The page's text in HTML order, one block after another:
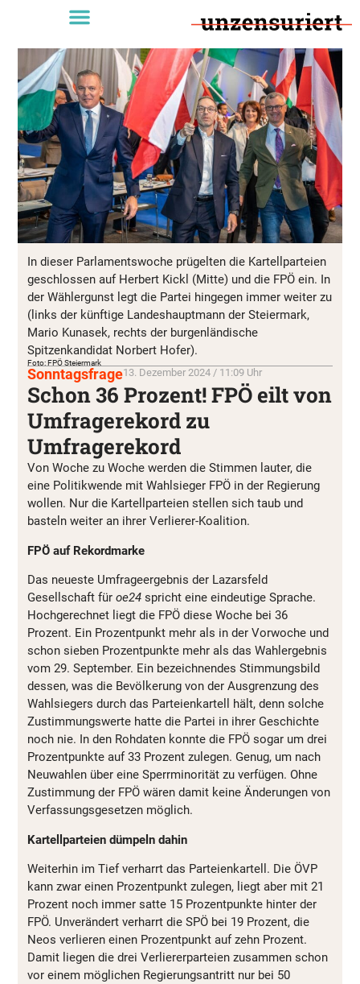
In dieser Parlamentswoche prügelten die Kartellparteien
geschlossen auf Herbert Kickl (Mitte) und die FPÖ ein. In
der Wählergunst legt die Partei hingegen immer weiter zu
(links der künftige Landeshauptmann der Steiermark,
Mario Kunasek, rechts der burgenländische
Spitzenkandidat Norbert Hofer).
Foto: FPÖ Steiermark
Sonntagsfrage13. Dezember 2024 / 11:09 Uhr
Schon 36 Prozent! FPÖ eilt von
Umfragerekord zu
Umfragerekord
Von Woche zu Woche werden die Stimmen lauter, die
eine Politikwende mit Wahlsieger FPÖ in der Regierung
wollen. Nur die Kartellparteien stellen sich taub und
basteln weiter an ihrer Verlierer-Koalition.
FPÖ auf Rekordmarke
Das neueste Umfrageergebnis der Lazarsfeld
Gesellschaft für oe24 spricht eine eindeutige Sprache.
Hochgerechnet liegt die FPÖ diese Woche bei 36
Prozent. Ein Prozentpunkt mehr als in der Vorwoche und
schon sieben Prozentpunkte mehr als das Wahlergebnis
vom 29. September. Ein bezeichnendes Stimmungsbild
dessen, was die Bevölkerung von der Ausgrenzung des
Wahlsiegers durch das Parteienkartell hält, denn solche
Zustimmungswerte hatte die Partei in ihrer Geschichte
noch nie. In den Rohdaten konnte die FPÖ sogar um drei
Prozentpunkte auf 33 Prozent zulegen. Genug, um nach
Neuwahlen über eine Sperrminorität zu verfügen. Ohne
Zustimmung der FPÖ wären damit keine Änderungen von
Verfassungsgesetzen möglich.
Kartellparteien dümpeln dahin
Weiterhin im Tief verharrt das Parteienkartell. Die ÖVP
kann zwar einen Prozentpunkt zulegen, liegt aber mit 21
Prozent noch immer satte 15 Prozentpunkte hinter der
FPÖ. Unverändert verharrt die SPÖ bei 19 Prozent, die
Neos verlieren einen Prozentpunkt auf zehn Prozent.
Damit liegen die drei Verliererparteien zusammen schon
vor einem möglichen Regierungsantritt nur bei 50